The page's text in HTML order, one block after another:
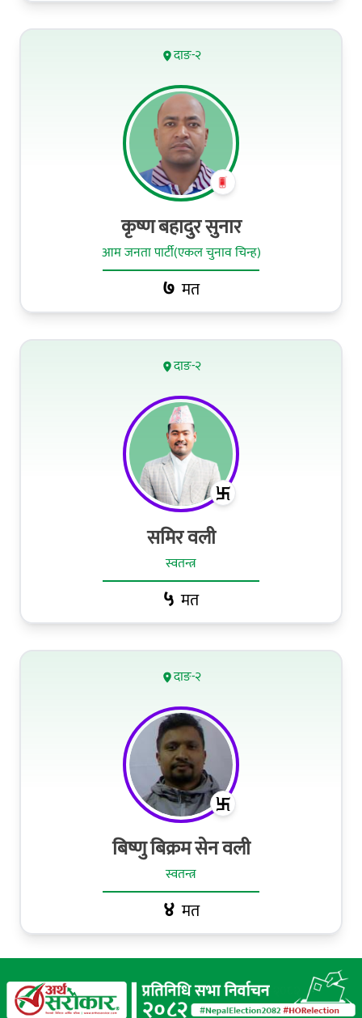
दाङ-२
कृष्ण बहादुर सुनार
आम जनता पार्टी(एकल चुनाव चिन्ह)
७ मत
दाङ-२
समिर वली
स्वतन्त्र
५ मत
दाङ-२
बिष्णु बिक्रम सेन वली
स्वतन्त्र
४ मत